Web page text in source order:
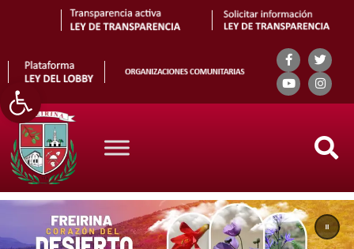
Abrir barra de herramientas
Search